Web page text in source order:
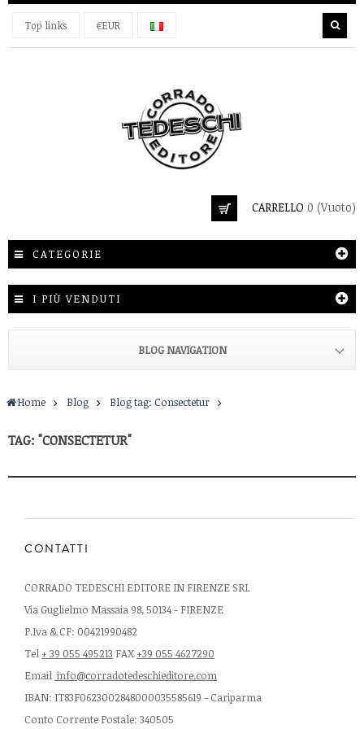
Top links €EUR
CARRELLO 0 (Vuoto)
CATEGORIE
I PIÙ VENDUTI
BLOG NAVIGATION
Home Blog Blog tag: Consectetur
TAG: "CONSECTETUR"
CONTATTI
CORRADO TEDESCHI EDITORE IN FIRENZE SRL
Via Guglielmo Massaia 98, 50134 - FIRENZE
P.Iva & CF: 00421990482
Tel + 39 055 495213 FAX +39 055 4627290
Email info@corradotedeschieditore.com
IBAN: IT83F0623002848000035585619 - Cariparma
Conto Corrente Postale: 340505